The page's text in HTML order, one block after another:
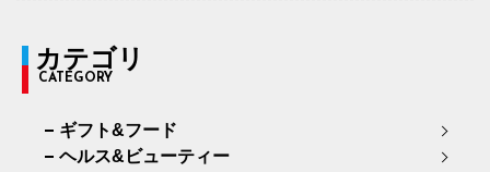
カテゴリ
CATEGORY
ギフト&フード
ヘルス&ビューティー